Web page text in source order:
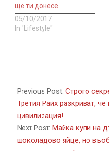
ще ти донесе
05/10/2017
In "Lifestyle"
09-
22
Previous Post: Строго
Третия Райх разкриват,
цивилизация!
Next Post: Майка купи на
шоколадово яйце, но